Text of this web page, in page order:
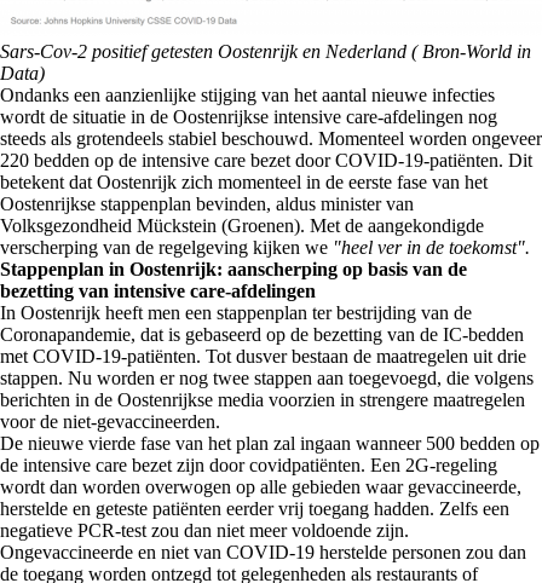
Sars-Cov-2 positief getesten Oostenrijk en Nederland ( Bron-World in
Data)
Ondanks een aanzienlijke stijging van het aantal nieuwe infecties
wordt de situatie in de Oostenrijkse intensive care-afdelingen nog
steeds als grotendeels stabiel beschouwd. Momenteel worden ongeveer
220 bedden op de intensive care bezet door COVID-19-patiënten. Dit
betekent dat Oostenrijk zich momenteel in de eerste fase van het
Oostenrijkse stappenplan bevinden, aldus minister van
Volksgezondheid Mückstein (Groenen). Met de aangekondigde
verscherping van de regelgeving kijken we "heel ver in de toekomst".
Stappenplan in Oostenrijk: aanscherping op basis van de
bezetting van intensive care-afdelingen
In Oostenrijk heeft men een stappenplan ter bestrijding van de
Coronapandemie, dat is gebaseerd op de bezetting van de IC-bedden
met COVID-19-patiënten. Tot dusver bestaan de maatregelen uit drie
stappen. Nu worden er nog twee stappen aan toegevoegd, die volgens
berichten in de Oostenrijkse media voorzien in strengere maatregelen
voor de niet-gevaccineerden.
De nieuwe vierde fase van het plan zal ingaan wanneer 500 bedden op
de intensive care bezet zijn door covidpatiënten. Een 2G-regeling
wordt dan worden overwogen op alle gebieden waar gevaccineerde,
herstelde en geteste patiënten eerder vrij toegang hadden. Zelfs een
negatieve PCR-test zou dan niet meer voldoende zijn.
Ongevaccineerde en niet van COVID-19 herstelde personen zou dan
de toegang worden ontzegd tot gelegenheden als restaurants of